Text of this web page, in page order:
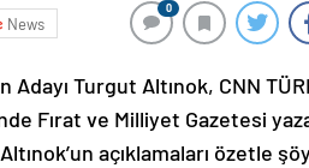
News
0
Turgut Altınok, CNN
Fırat ve Milliyet Gazetesi
açıklamaları özetle